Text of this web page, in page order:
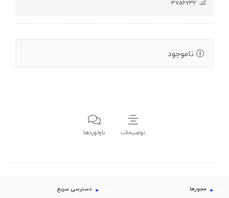
کد: 3756732
ناموجود
توضیحات بازخوردها
مجوزها دسترسی سریع